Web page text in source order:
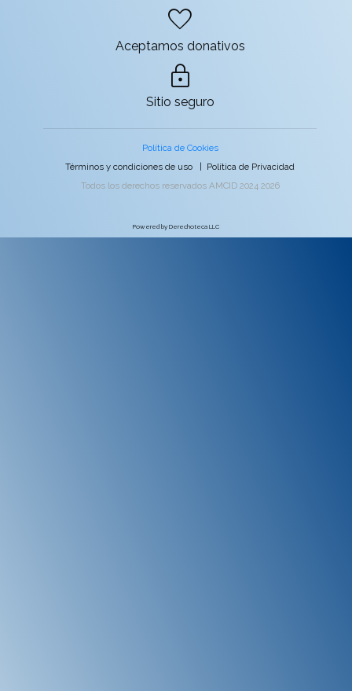
favorite
Aceptamos donativos
lock
Sitio seguro
Política de Cookies
Términos y condiciones de uso
Política de Privacidad
Todos los derechos reservados AMCID 2024 2026
Powered by Derechoteca LLC